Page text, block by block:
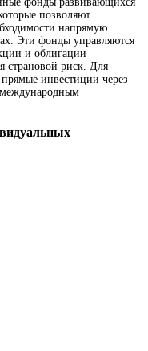
позволяют
напрямую
Эти фонды управляются
и облигации
страновой риск. Для
инвестиции через